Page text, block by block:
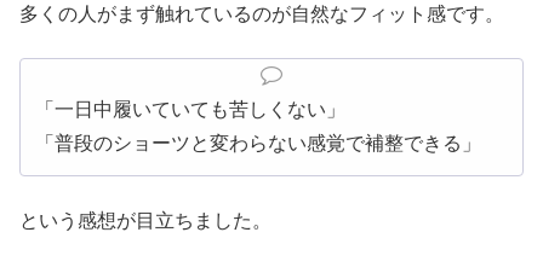
多くの人がまず触れているのが自然なフィット感です。
「一日中履いていても苦しくない」
「普段のショーツと変わらない感覚で補整できる」
という感想が目立ちました。